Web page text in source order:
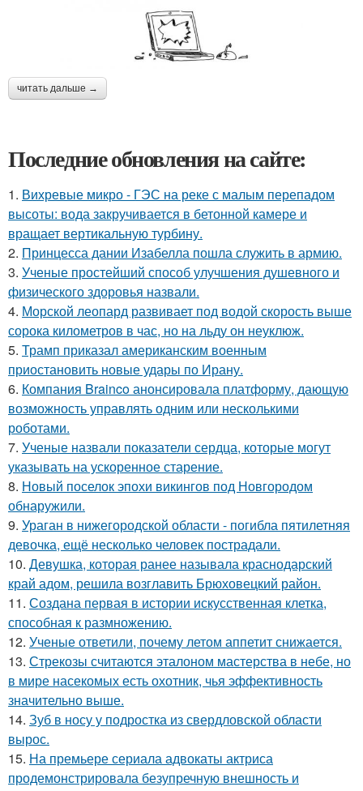
читать дальше →
Последние обновления на сайте:
1. Вихревые микро - ГЭС на реке с малым перепадом
высоты: вода закручивается в бетонной камере и
вращает вертикальную турбину.
2. Принцесса дании Изабелла пошла служить в армию.
3. Ученые простейший способ улучшения душевного и
физического здоровья назвали.
4. Морской леопард развивает под водой скорость выше
сорока километров в час, но на льду он неуклюж.
5. Трамп приказал американским военным
приостановить новые удары по Ирану.
6. Компания Brainco анонсировала платформу, дающую
возможность управлять одним или несколькими
роботами.
7. Ученые назвали показатели сердца, которые могут
указывать на ускоренное старение.
8. Новый поселок эпохи викингов под Новгородом
обнаружили.
9. Ураган в нижегородской области - погибла пятилетняя
девочка, ещё несколько человек пострадали.
10. Девушка, которая ранее называла краснодарский
край адом, решила возглавить Брюховецкий район.
11. Создана первая в истории искусственная клетка,
способная к размножению.
12. Ученые ответили, почему летом аппетит снижается.
13. Стрекозы считаются эталоном мастерства в небе, но
в мире насекомых есть охотник, чья эффективность
значительно выше.
14. Зуб в носу у подростка из свердловской области
вырос.
15. На премьере сериала адвокаты актриса
продемонстрировала безупречную внешность и